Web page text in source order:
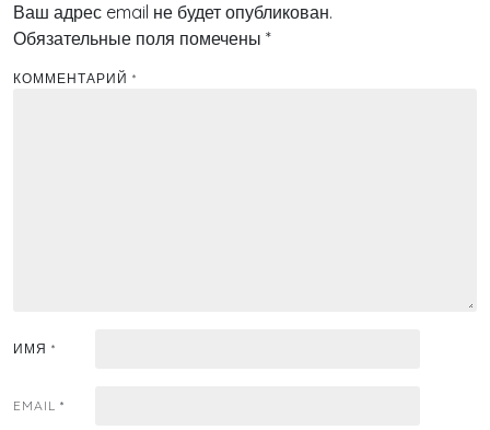
Ваш адрес email не будет опубликован.
Обязательные поля помечены *
КОММЕНТАРИЙ *
ИМЯ *
EMAIL *